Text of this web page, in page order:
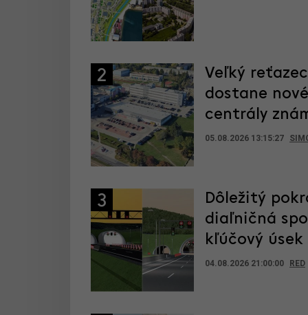
2
Veľký
dostane
centrály
05.08.2026 13:15:27
3
Dôležitý
diaľničná
kľúčový úsek
04.08.2026 21:00:00 RED